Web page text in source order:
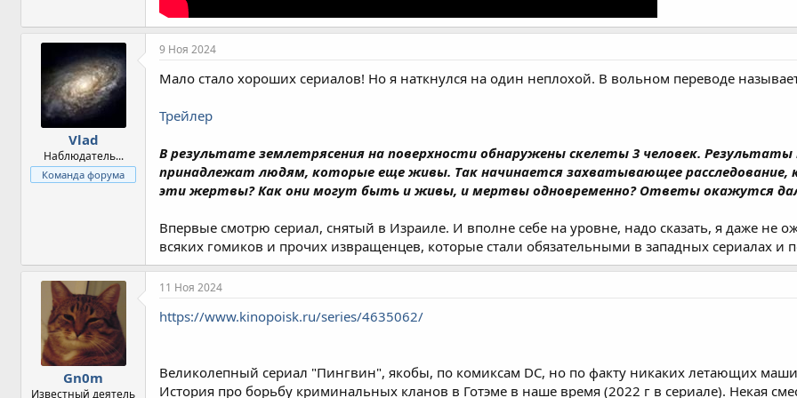
Vlad
Наблюдатель...
Команда форума
9 Ноя 2024
Мало стало хороших сериалов! Но я наткнулся на один неплохой. В вольном переводе
Трейлер
В результате землетрясения на поверхности обнаружены скелеты 3 человек.
принадлежат людям, которые еще живы. Так начинается захватывающее расследование,
эти жертвы? Как они могут быть и живы, и мертвы одновременно? Ответы окажутся
Впервые смотрю сериал, снятый в Израиле. И вполне себе на уровне, надо сказать, я даже не
всяких гомиков и прочих извращенцев, которые стали обязательными в западных сериалах
Gn0m
Известный деятель
11 Ноя 2024
https://www.kinopoisk.ru/series/4635062/
Великолепный сериал "Пингвин", якобы, по комиксам DC, но по факту никаких летающих
История про борьбу криминальных кланов в Готэме в наше время (2022 г в сериале). Некая